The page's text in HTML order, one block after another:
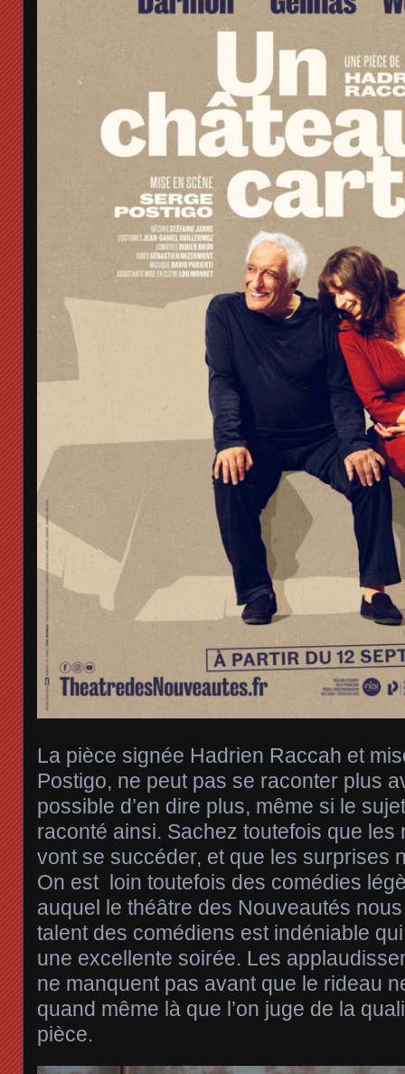
La pièce signée Hadrien Raccah et
Postigo, ne peut pas se raconter plus
possible d’en dire plus, même si le
raconté ainsi. Sachez toutefois que les
vont se succéder, et que les surprises
On est loin toutefois des comédies
auquel le théâtre des Nouveautés
talent des comédiens est indéniable
une excellente soirée. Les
ne manquent pas avant que le rideau
quand même là que l’on juge de la
pièce.